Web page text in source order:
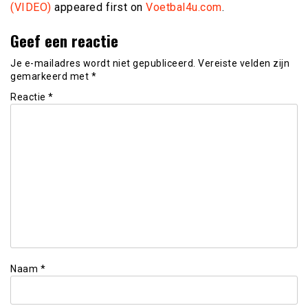
(VIDEO) appeared first on Voetbal4u.com.
Geef een reactie
Je e-mailadres wordt niet gepubliceerd. Vereiste velden zijn
gemarkeerd met *
Reactie *
Naam *